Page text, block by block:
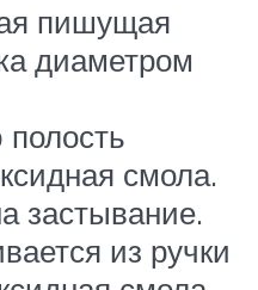
пишущая
диаметром
смола.
застывание.
из ручки